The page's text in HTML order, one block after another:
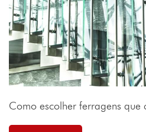
Como escolher ferragens